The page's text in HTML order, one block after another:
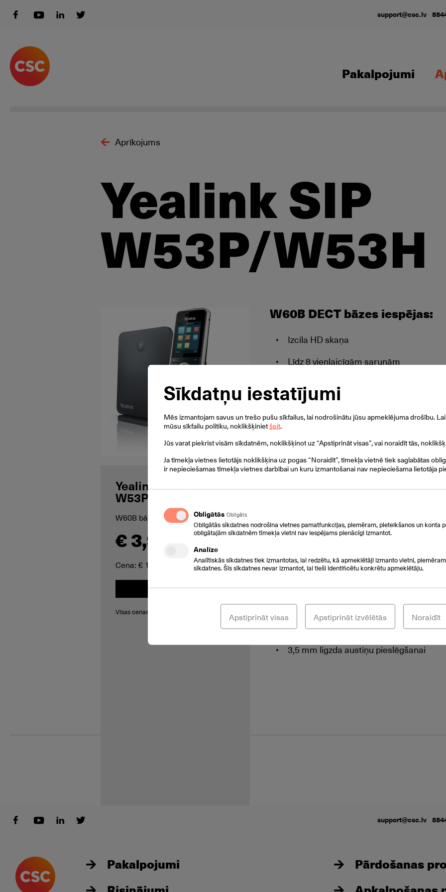
support@csc.lv
Pakalpojumi
Aprīkojums
Yealink SIP
W53P/W53H
Yealink SIP
W53P/W53H
W60B bāze + W53H klausule
€ 3,90
Cena: € 120,94
Pieprasīt
Visas cenas norādītas bez PVN
W60B DECT bāzes iespējas:
Izcila HD skaņa
Līdz 8 vienlaicīgām sarunām
Līdz 8 VoIP līnijām
1xRJ45 ports ar PoE
W52H, W53H un W56H klausuļu
Klausules izmēri: 150mm x 48.4mm x
1,8" krāsainais displejs ar 128x160
200 stundas gaidīšanas režīmā
Ātrā uzlāde, 10 minūšu uzlāde
3,5 mm ligzda austiņu pieslēgšanai
support@csc.lv
Pakalpojumi
Pārdošanas
Sīkdatņu iestatījumi
Mēs izmantojam savus un trešo pušu sīkfailus, lai nodrošinātu jūsu apmeklējuma drošību.
mūsu sīkfailu politiku, noklikšķinietšeit.
Jūs varat piekrist visām sīkdatnēm, noklikšķinot uz “Apstiprināt visas”, vai noraidīt tās,
Ja tīmekļa vietnes lietotājs noklikšķina uz pogas “Noraidīt”, tīmekļa vietnē tiek saglabātas
ir nepieciešamas tīmekļa vietnes darbībai un kuru izmantošanai nav nepieciešama lietotāja
Obligātās Obligāts
Obligātās sīkdatnes nodrošina vietnes pamatfunkcijas, piemēram, pieteikšanos un konta
obligātajām sīkdatnēm tīmekļa vietni nav iespējams pienācīgi izmantot.
Analīze
Analītiskās sīkdatnes tiek izmantotas, lai redzētu, kā apmeklētāji izmanto vietni,
sīkdatnes. Šīs sīkdatnes nevar izmantot, lai tieši identificētu konkrētu apmeklētāju.
Noraidīt
Apstiprināt izvēlētās
Apstiprināt visas